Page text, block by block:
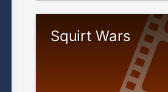
Squirt Wars